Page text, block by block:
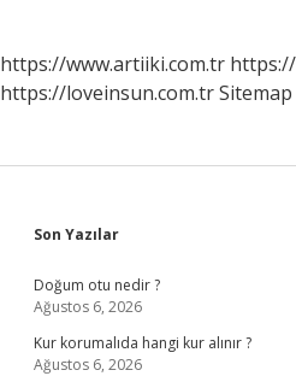
https://www.artiiki.com.tr
https://loveinsun.com.trSitemap
Sidebar
Son Yazılar
Doğum otu nedir ?
Ağustos 6, 2026
Kur korumalıda hangi kur alınır ?
Ağustos 6, 2026